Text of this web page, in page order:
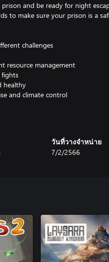
and be ready for night
to make sure your prison is a
challenges
resource management
fights
healthy
and climate control
game difficulty
pulling screen names from
can also gift item keys to your
network.
Security DLC. Featuring
best of all…K9 UNITS!
วันที่วางจำหน่าย
7/2/2566